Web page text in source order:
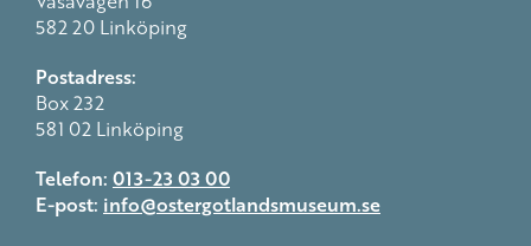
582 20 Linköping
Postadress:
Box 232
581 02 Linköping
Telefon: 013-23 03 00
E-post: info@ostergotlandsmuseum.se